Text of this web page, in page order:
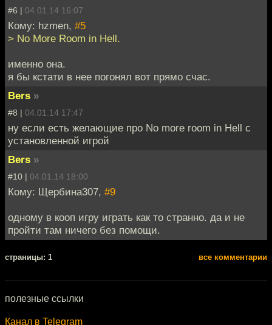
#6 | 04.01.14 16:07
Кому: hzmen, #5
> No More Room in Hell.
именно она.
я бы кстати в нее погонял вот прямо счас.
Bers »
#8 | 04.01.14 17:47
ну если есть желающие про No more room in Hell c
установленной игрой
Bers »
#10 | 04.01.14 18:00
Кому: Щербина307, #9
одному в кооп игру играть как то странно. да и не
пройти там ничего без помощи.
cтраницы: 1 все комментарии
полезные ссылки
Канал в Telegram